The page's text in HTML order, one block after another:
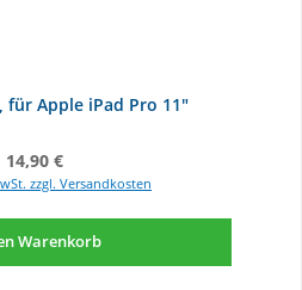
für Apple iPad Pro 11"
Regulärer Preis:
14,90 €
zzgl. Versandkosten
Warenkorb